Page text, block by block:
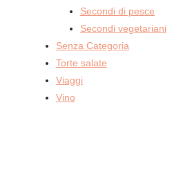
Secondi di pesce
Secondi vegetariani
Senza Categoria
Torte salate
Viaggi
Vino